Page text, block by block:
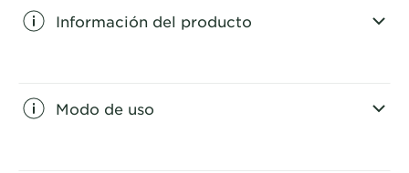
Información del producto
Modo de uso